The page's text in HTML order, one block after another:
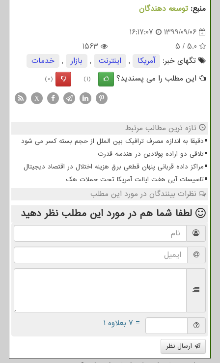
منبع: توسعه دهندگان
1399/09/06
16:17:07
5.0
/
5
1563
تگهای خبر:
آمریكا , اینترنت , بازار ,
خدمات
این مطلب را می پسندید؟
(1)
(0)
X
تازه ترین مطالب مرتبط
دقیقا به اندازه مصرف ترافیک بین الملل از حجم بسته کسر می شود
تلاقی دو اراده پولادین در هندسه قدرت
مراکز داده قربانی پنهان قطعی برق هزینه اختلال در اقتصاد دیجیتال
تاسیسات آبی هفت ایالت آمریکا تحت حملات هک
نظرات بینندگان در مورد این مطلب
لطفا شما هم در مورد این مطلب نظر دهید
= ۷ بعلاوه ۱
ارسال نظر